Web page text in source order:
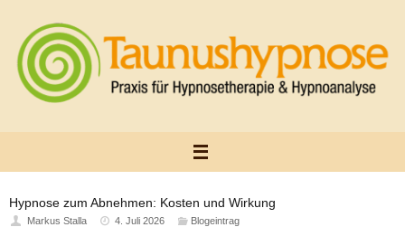
springen
Hypnose zum Abnehmen: Kosten und Wirkung
Markus Stalla 4. Juli 2026 Blogeintrag